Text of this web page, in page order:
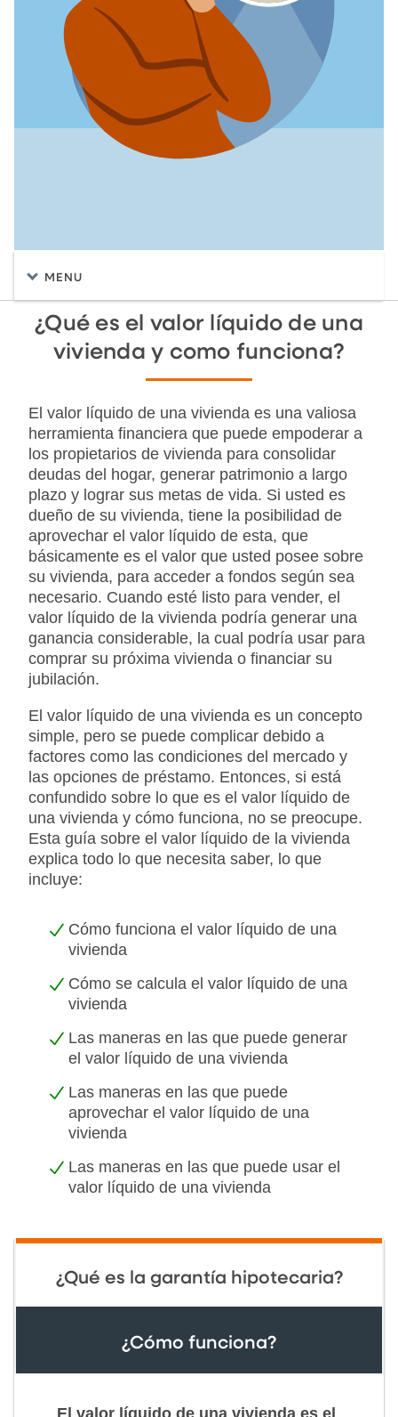
MENU
¿Qué es el valor líquido de una
vivienda y como funciona?
El valor líquido de una vivienda es una valiosa
herramienta financiera que puede empoderar a
los propietarios de vivienda para consolidar
deudas del hogar, generar patrimonio a largo
plazo y lograr sus metas de vida. Si usted es
dueño de su vivienda, tiene la posibilidad de
aprovechar el valor líquido de esta, que
básicamente es el valor que usted posee sobre
su vivienda, para acceder a fondos según sea
necesario. Cuando esté listo para vender, el
valor líquido de la vivienda podría generar una
ganancia considerable, la cual podría usar para
comprar su próxima vivienda o financiar su
jubilación.
El valor líquido de una vivienda es un concepto
simple, pero se puede complicar debido a
factores como las condiciones del mercado y
las opciones de préstamo. Entonces, si está
confundido sobre lo que es el valor líquido de
una vivienda y cómo funciona, no se preocupe.
Esta guía sobre el valor líquido de la vivienda
explica todo lo que necesita saber, lo que
incluye:
Cómo funciona el valor líquido de una
vivienda
Cómo se calcula el valor líquido de una
vivienda
Las maneras en las que puede generar
el valor líquido de una vivienda
Las maneras en las que puede
aprovechar el valor líquido de una
vivienda
Las maneras en las que puede usar el
valor líquido de una vivienda
¿Qué es la garantía hipotecaria?
¿Cómo funciona?